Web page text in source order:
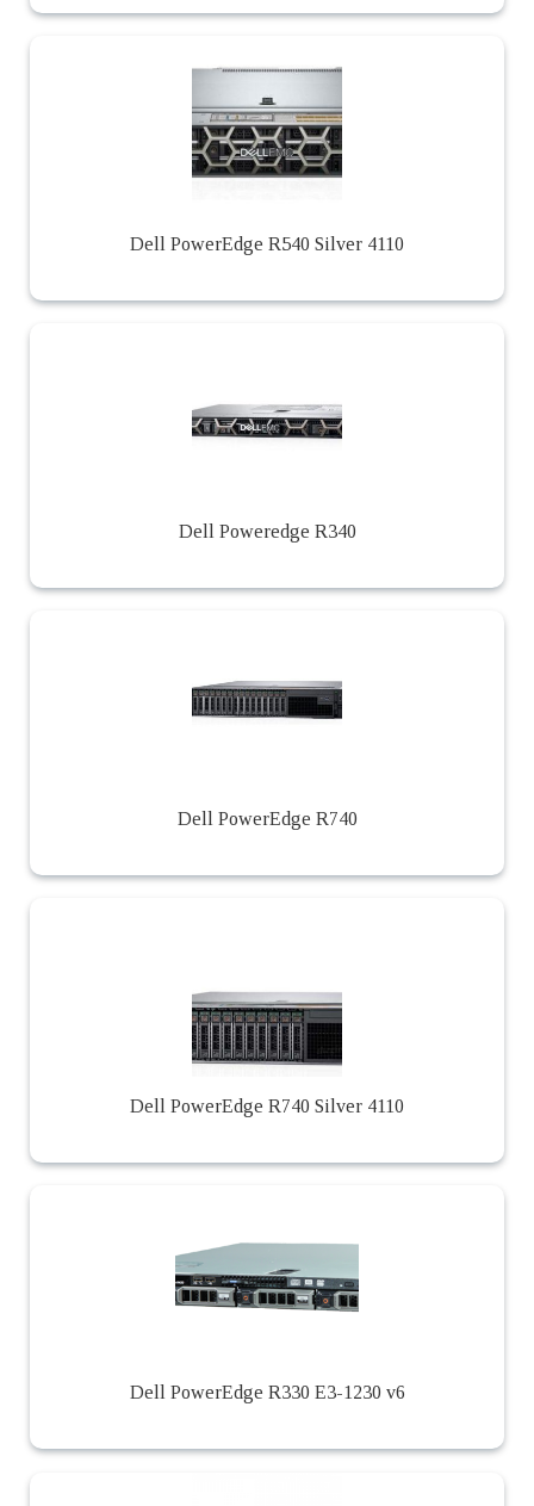
Dell PowerEdge R540 Silver 4110
Dell Poweredge R340
Dell PowerEdge R740
Dell PowerEdge R740 Silver 4110
Dell PowerEdge R330 E3-1230 v6